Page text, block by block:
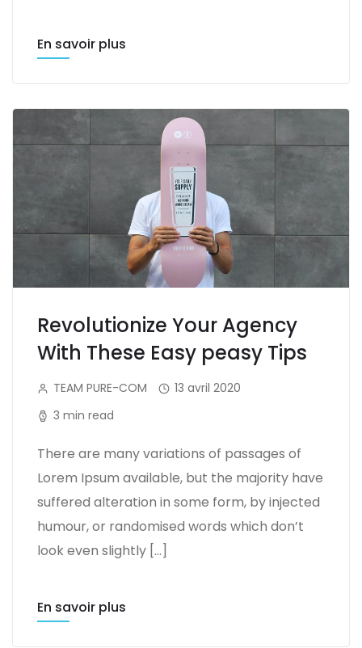
En savoir plus
Revolutionize Your Agency
With These Easy peasy Tips
TEAM PURE-COM
13 avril 2020
3 min read
There are many variations of passages of
Lorem Ipsum available, but the majority have
suffered alteration in some form, by injected
humour, or randomised words which don’t
look even slightly […]
En savoir plus